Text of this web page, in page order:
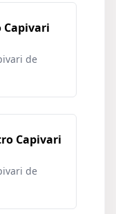
Capivari
de
Capivari
de